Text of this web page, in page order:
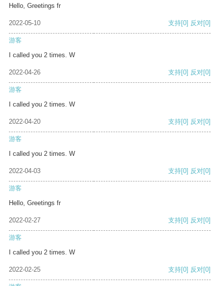
Hello, Greetings fr
2022-05-10 支持[0] 反对[0]
游客
I called you 2 times. W
2022-04-26 支持[0] 反对[0]
游客
I called you 2 times. W
2022-04-20 支持[0] 反对[0]
游客
I called you 2 times. W
2022-04-03 支持[0] 反对[0]
游客
Hello, Greetings fr
2022-02-27 支持[0] 反对[0]
游客
I called you 2 times. W
2022-02-25 支持[0] 反对[0]